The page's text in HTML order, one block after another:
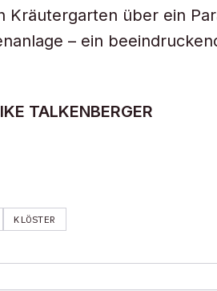
Kräutergarten über ein
– ein
TALKENBERGER
KLÖSTER